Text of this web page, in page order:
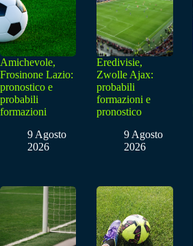
Amichevole,
Frosinone Lazio:
pronostico e
probabili
formazioni
9 Agosto
2026
Eredivisie,
Zwolle Ajax:
probabili
formazioni e
pronostico
9 Agosto
2026